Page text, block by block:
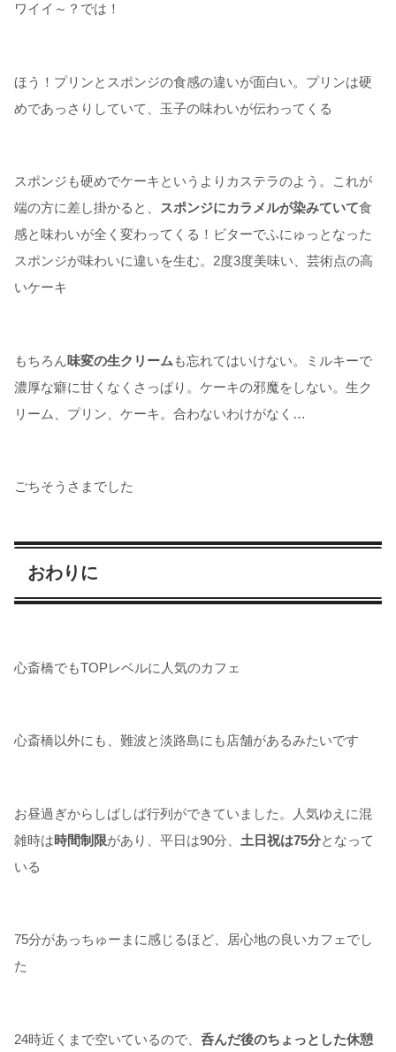
ワイイ～？では！
ほう！プリンとスポンジの食感の違いが面白い。プリンは硬
めであっさりしていて、玉子の味わいが伝わってくる
スポンジも硬めでケーキというよりカステラのよう。これが
端の方に差し掛かると、
スポンジにカラメルが染みていて食
感と味わいが全く変わってくる！ビターでふにゅっとなった
スポンジが味わいに違いを生む。2度3度美味い、芸術点の高
いケーキ
もちろん味変の生クリーム も忘れてはいけない。ミルキーで
濃厚な癖に甘くなくさっぱり。ケーキの邪魔をしない。生ク
リーム、プリン、ケーキ。合わないわけがなく…
ごちそうさまでした
おわりに
心斎橋でもTOPレベルに人気のカフェ
心斎橋以外にも、難波と淡路島にも店舗があるみたいです
お昼過ぎからしばしば行列ができていました。人気ゆえに混
雑時は時間制限があり、平日は90分、 土日祝は75分となって
いる
75分があっちゅーまに感じるほど、居心地の良いカフェでし
た
24時近くまで空いているので、 呑んだ後のちょっとした休憩